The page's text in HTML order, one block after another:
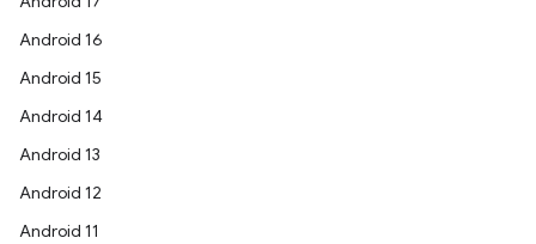
Android 16
Android 15
Android 14
Android 13
Android 12
Android 11